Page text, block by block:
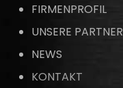
FIRMENPROFIL
UNSERE PARTNER
NEWS
KONTAKT